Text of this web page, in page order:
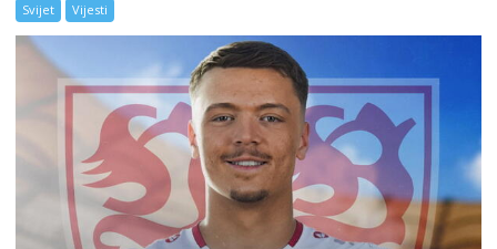
Svijet Vijesti